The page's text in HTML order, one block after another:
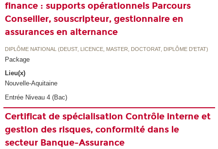
finance : supports opérationnels Parcours
Conseiller, souscripteur, gestionnaire en
assurances en alternance
DIPLÔME NATIONAL (DEUST, LICENCE, MASTER, DOCTORAT, DIPLÔME D'ETAT)
Package
Lieu(x)
Nouvelle-Aquitaine
Entrée Niveau 4 (Bac)
Certificat de spécialisation Contrôle interne et
gestion des risques, conformité dans le
secteur Banque-Assurance